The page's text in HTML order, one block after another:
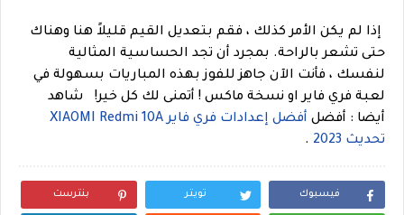
إذا لم يكن الأمر كذلك ، فقم بتعديل القيم قليلاً هنا وهناك
حتى تشعر بالراحة. بمجرد أن تجد الحساسية المثالية
لنفسك ، فأنت الآن جاهز للفوز بهذه المباريات بسهولة في
لعبة فري فاير او نسخة ماكس ! أتمنى لك كل خير!
شاهد
أيضا : أفضل
أفضل إعدادات فري فاير XIAOMI Redmi 10A
تحديث 2023
.
فيسبوك تويتر بنترست